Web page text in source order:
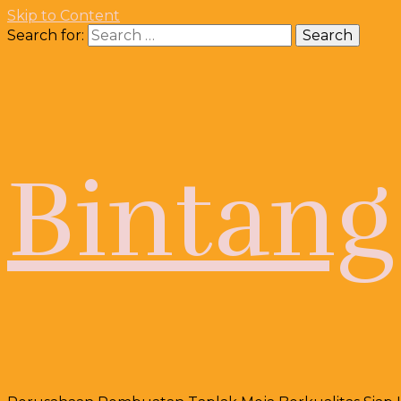
Skip to Content
Search for:
Bintang